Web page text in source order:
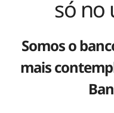
só no
Somos o
mais